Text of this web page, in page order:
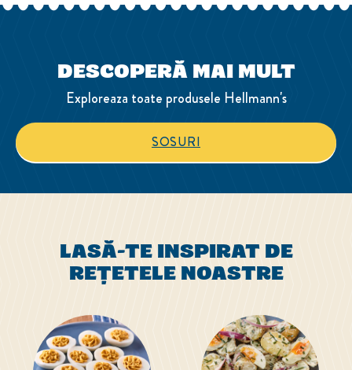
DESCOPERĂ MAI MULT
Exploreaza toate produsele Hellmann's
SOSURI
LASĂ-TE INSPIRAT DE
REȚETELE NOASTRE